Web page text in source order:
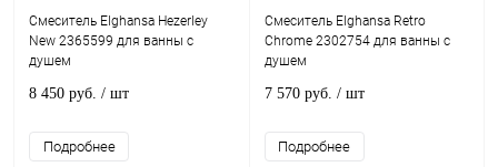
Смеситель Elghansa Hezerley
New 2365599 для ванны с
душем
8 450 руб. / шт
Подробнее
Смеситель Elghansa Retro
Chrome 2302754 для ванны с
душем
7 570 руб. / шт
Подробнее